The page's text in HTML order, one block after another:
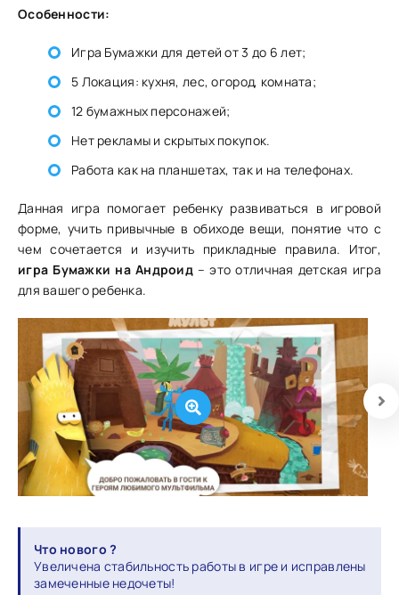
Особенности:
Игра Бумажки для детей от 3 до 6 лет;
5 Локация: кухня, лес, огород, комната;
12 бумажных персонажей;
Нет рекламы и скрытых покупок.
Работа как на планшетах, так и на телефонах.
Данная игра помогает ребенку развиваться в игровой
форме, учить привычные в обиходе вещи, понятие что с
чем сочетается и изучить прикладные правила. Итог,
игра Бумажки на Андроид– это отличная детская игра
для вашего ребенка.
Что нового ?
Увеличена стабильность работы в игре и исправлены
замеченные недочеты!